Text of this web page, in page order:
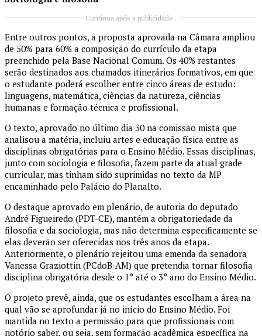
Continua após a publicidade..
Entre outros pontos, a proposta aprovada na Câmara ampliou
de 50% para 60% a composição do currículo da etapa
preenchido pela Base Nacional Comum. Os 40% restantes
serão destinados aos chamados itinerários formativos, em que
o estudante poderá escolher entre cinco áreas de estudo:
linguagens, matemática, ciências da natureza, ciências
humanas e formação técnica e profissional.
O texto, aprovado no último dia 30 na comissão mista que
analisou a matéria, incluiu artes e educação física entre as
disciplinas obrigatórias para o Ensino Médio. Essas disciplinas,
junto com sociologia e filosofia, fazem parte da atual grade
curricular, mas tinham sido suprimidas no texto da MP
encaminhado pelo Palácio do Planalto.
O destaque aprovado em plenário, de autoria do deputado
André Figueiredo (PDT-CE), mantém a obrigatoriedade da
filosofia e da sociologia, mas não determina especificamente se
elas deverão ser oferecidas nos três anos da etapa.
Anteriormente, o plenário rejeitou uma emenda da senadora
Vanessa Graziottin (PCdoB-AM) que pretendia tornar filosofia
disciplina obrigatória desde o 1° até o 3° ano do Ensino Médio.
O projeto prevê, ainda, que os estudantes escolham a área na
qual vão se aprofundar já no início do Ensino Médio. Foi
mantida no texto a permissão para que profissionais com
notório saber, ou seja, sem formação acadêmica específica na